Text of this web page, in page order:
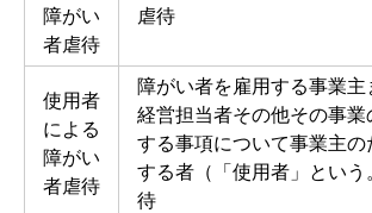
障がい
者虐待
虐待
使用者
による
障がい
者虐待
障がい者を雇用する事業
経営担当者その他その事業
する事項について事業主の
する者（「使用者」とい
待